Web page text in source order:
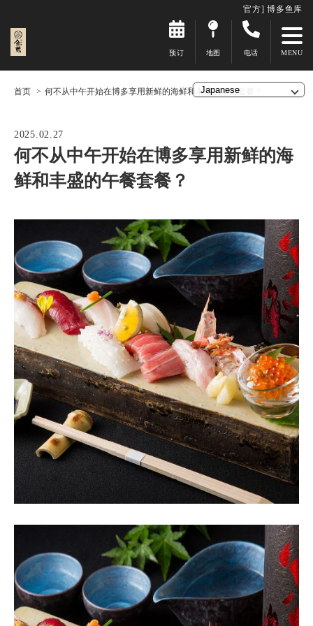
官方] 博多鱼库
预订 地图 电话
首页 何不从中午开始在博多享用新鲜的海鲜和丰盛的午餐套餐？
2025.02.27
何不从中午开始在博多享用新鲜的海
鲜和丰盛的午餐套餐？